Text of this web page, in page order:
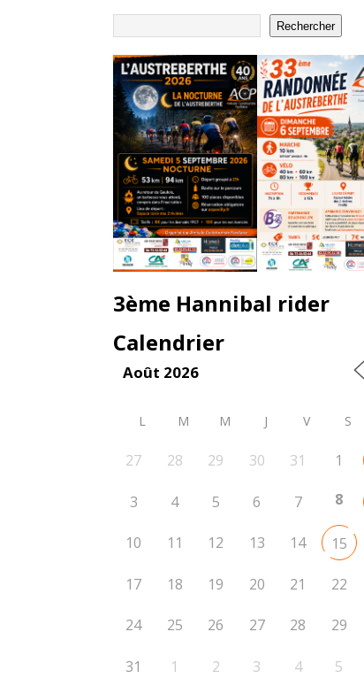
Rechercher
3ème Hannibal rider
Calendrier
Août 2026
L M M J V S
27 28 29 30 31 1
3 4 5 6 7 8
10 11 12 13 14 15
17 18 19 20 21 22
24 25 26 27 28 29
31 1 2 3 4 5